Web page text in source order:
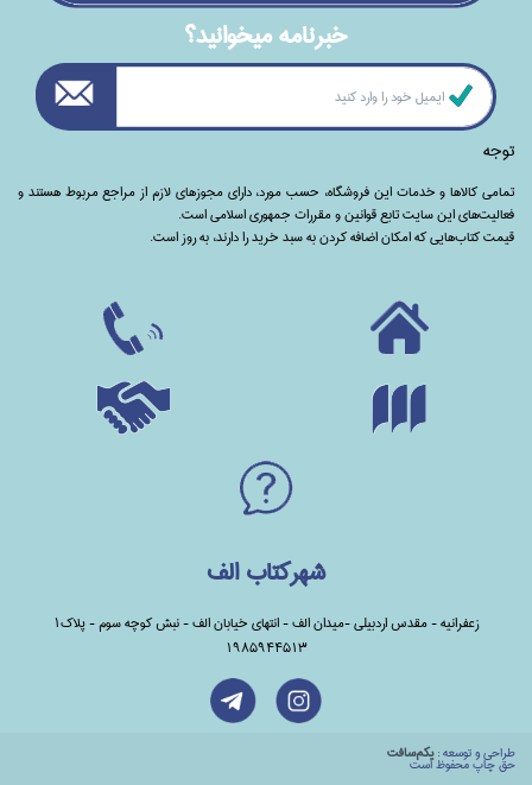
خبرنامه ميخوانيد؟
توجه
تمامی‌ کالاها و خدمات این فروشگاه، حسب مورد،‌ دارای مجوزهای لازم از مراجع مربوط هستند ‌و‌‌
فعالیت‌های این سایت تابع قوانین و مقررات جمهوری اسلامی است.
قیمت کتاب‌هایی که امکان اضافه کردن به سبد خرید را دارند،‌ به روز است.
شهرکتاب الف
زعفرانیه - مقدس اردبیلی -میدان الف - انتهای خیابان الف - نبش کوچه سوم - پلاک1
1985944513
طراحي و توسعه : يكم‌سافت
حق چاپ محفوظ است